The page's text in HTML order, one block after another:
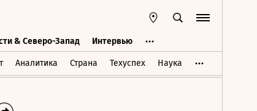
& Северо-Запад Интервью
Аналитика Страна Техуспех Наука
& Северо-Запад Интервью